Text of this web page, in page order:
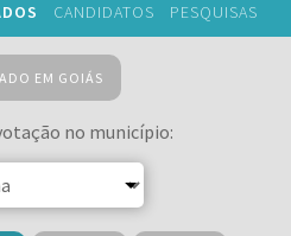
CANDIDATOS PESQUISAS
EM GOIÁS
no município: